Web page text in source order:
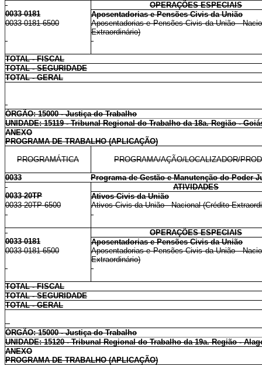
OPERAÇÕES ESPECIAIS
0033 0181
Aposentadorias e Pensões Civis da União
0033 0181 6500
Aposentadorias e Pensões Civis da União -
Extraordinário)
TOTAL - FISCAL
TOTAL - SEGURIDADE
TOTAL - GERAL
ÓRGÃO: 15000 - Justiça do Trabalho
UNIDADE: 15119 - Tribunal Regional do Trabalho da 18a. Região -
ANEXO
PROGRAMA DE TRABALHO (APLICAÇÃO)
PROGRAMÁTICA PROGRAMA/AÇÃO/LOCALIZADOR/
0033
Programa de Gestão e Manutenção do Poder
ATIVIDADES
0033 20TP
Ativos Civis da União
0033 20TP 6500
Ativos Civis da União - Nacional (Crédito
OPERAÇÕES ESPECIAIS
0033 0181
Aposentadorias e Pensões Civis da União
0033 0181 6500
Aposentadorias e Pensões Civis da União -
Extraordinário)
TOTAL - FISCAL
TOTAL - SEGURIDADE
TOTAL - GERAL
ÓRGÃO: 15000 - Justiça do Trabalho
UNIDADE: 15120 - Tribunal Regional do Trabalho da 19a. Região -
ANEXO
PROGRAMA DE TRABALHO (APLICAÇÃO)